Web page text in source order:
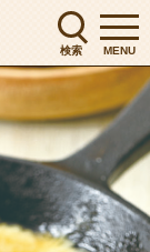
検索 MENU